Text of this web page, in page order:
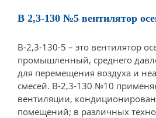
В 2,3-130 №5 вентилятор
В-2,3-130-5 – это вентилятор
промышленный, среднего
для перемещения воздуха и
смесей. В-2,3-130 №10
вентиляции,
помещений; в различных